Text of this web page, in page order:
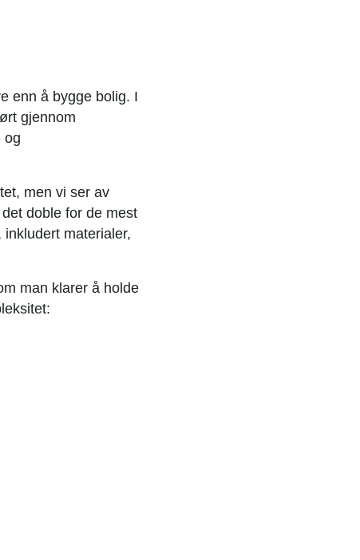
enn å bygge bolig. I
gjennom
og
men vi ser av
doble for de mest
materialer,
man klarer å holde